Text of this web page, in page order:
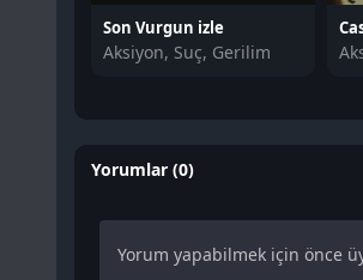
Son Vurgun izle
Aksiyon, Suç, Gerilim
Yorumlar (0)
Yorum yapabilmek için önce